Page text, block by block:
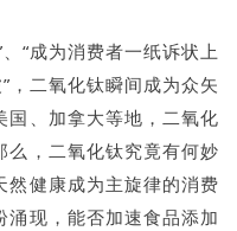
“成为消费者一纸诉状上
，二氧化钛瞬间成为众矢
国、加拿大等地，二氧化
么，二氧化钛究竟有何妙
然健康成为主旋律的消费
涌现，能否加速食品添加